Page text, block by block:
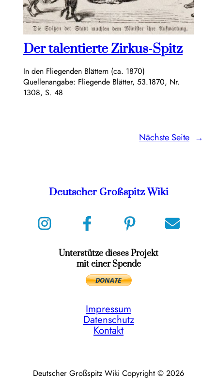
Der talentierte Zirkus-Spitz
In den Fliegenden Blättern (ca. 1870)
Quellenangabe: Fliegende Blätter, 53.1870, Nr.
1308, S. 48
Nächste Seite →
Deutscher Großspitz Wiki
Unterstütze dieses Projekt
mit einer Spende
Impressum
Datenschutz
Kontakt
Deutscher Großspitz Wiki Copyright © 2026